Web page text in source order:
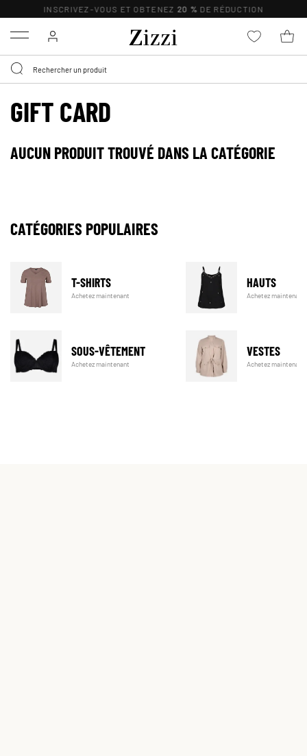
INSCRIVEZ-VOUS ET OBTENEZ 20 % DE RÉDUCTION
Menu
GIFT CARD
AUCUN PRODUIT TROUVÉ DANS LA CATÉGORIE
CATÉGORIES POPULAIRES
T-SHIRTS
Achetez maintenant
HAUTS
Achetez maintenant
SOUS-VÊTEMENT
Achetez maintenant
VESTES
Achetez maintenant